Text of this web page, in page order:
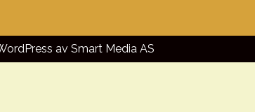
av Smart Media AS